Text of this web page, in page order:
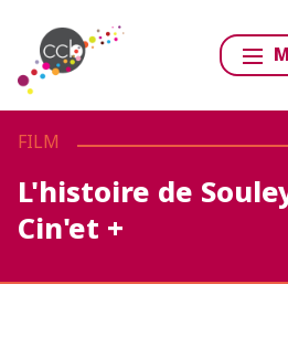
FILM
L'histoire de
Cin'et +